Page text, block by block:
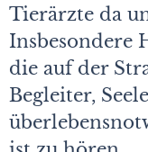
Tierärzte da
Insbesondere
die auf der
Begleiter,